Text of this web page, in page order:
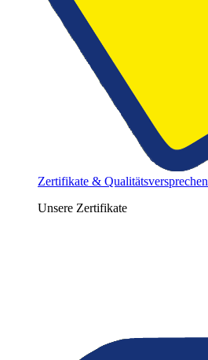
Zertifikate & Qualitätsversprechen
Unsere Zertifikate